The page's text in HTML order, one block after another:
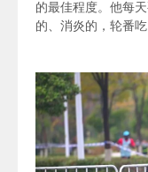
的最佳程度。他每
的、消炎的，轮番